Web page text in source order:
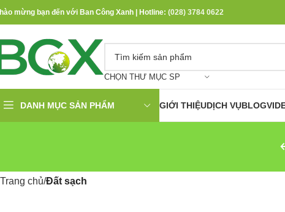
mừng bạn đến với Ban Công Xanh | Hotline: (028) 3784 0622
CHỌN THƯ MỤC SP
DANH MỤC SẢN PHẨM GIỚI THIỆUDỊCH VỤBLOG
Trang chủ Đất sạch